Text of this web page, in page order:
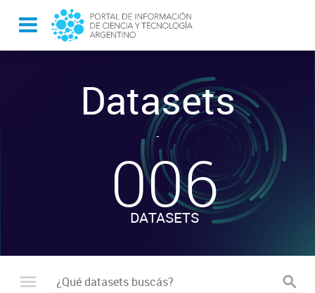
Datasets
-
006
DATASETS